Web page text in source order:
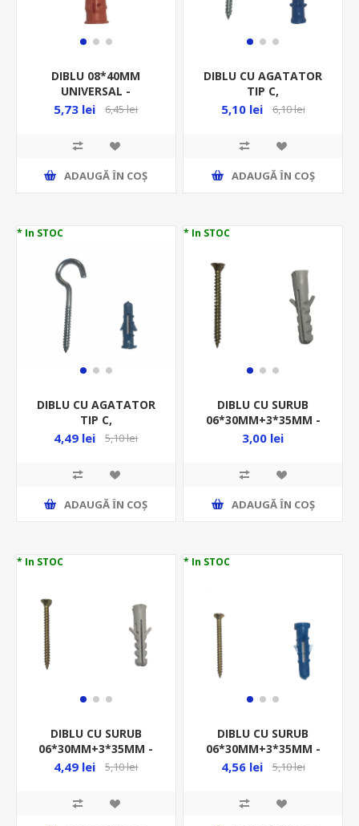
DIBLU 08*40MM
UNIVERSAL -
10BUC/PUNGA -
5,73 lei 6,45 lei
ADAUGĂ ȊN COŞ
DIBLU CU AGATATOR
TIP C,
10*45MM+6*75*18MM -
5,10 lei 6,10 lei
ADAUGĂ ȊN COŞ
* In STOC
DIBLU CU AGATATOR
TIP C,
6*30MM+4*60*12MM -
4,49 lei 5,10 lei
ADAUGĂ ȊN COŞ
* In STOC
DIBLU CU SURUB
06*30MM+3*35MM -
2BUC/PUNGA- BETON-
3,00 lei
ADAUGĂ ȊN COŞ
* In STOC
DIBLU CU SURUB
06*30MM+3*35MM -
10BUC/PUNGA -
4,49 lei 5,10 lei
* In STOC
DIBLU CU SURUB
06*30MM+3*35MM -
10BUC/PUNGA -
4,56 lei 5,10 lei